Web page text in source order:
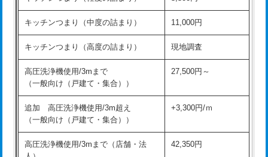
排水管工事（排水管工事/3ｍまで） 55,000円
排水管工事（追加 排水管工事/3ｍ超
+11,000円
マス交換（深さ50㎝未満）
マス交換（深さ50㎝以上） 66,000円
コンクリート斫り（厚さ10㎝まで）
式・ワンホール）)
交換・取付(排水栓・排水トラップ
22,000円+材料費
持込商品取付（単水栓）
持込商品取付（混合水栓） 16,500円
キッチンつまり（中度の詰まり） 11,000円
キッチンつまり（高度の詰まり） 現地調査
高圧洗浄機使用/3mまで
（一般向け（戸建て・集合））
27,500円～
追加 高圧洗浄機使用/3m超え
（一般向け（戸建て・集合））
+3,300円/ｍ
高圧洗浄機使用/3mまで（店舗・法
42,350円